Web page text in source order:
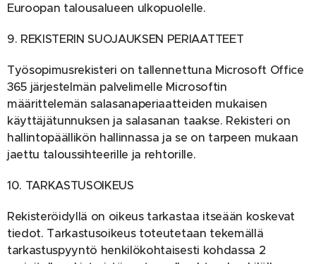
Euroopan talousalueen ulkopuolelle.
9. REKISTERIN SUOJAUKSEN PERIAATTEET
Työsopimusrekisteri on tallennettuna Microsoft Office
365 järjestelmän palvelimelle Microsoftin
määrittelemän salasanaperiaatteiden mukaisen
käyttäjätunnuksen ja salasanan taakse. Rekisteri on
hallintopäällikön hallinnassa ja se on tarpeen mukaan
jaettu taloussihteerille ja rehtorille.
10. TARKASTUSOIKEUS
Rekisteröidyllä on oikeus tarkastaa itseään koskevat
tiedot. Tarkastusoikeus toteutetaan tekemällä
tarkastuspyyntö henkilökohtaisesti kohdassa 2